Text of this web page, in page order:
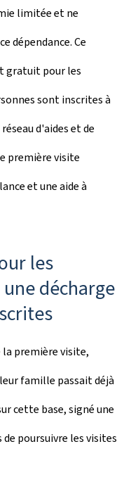
limitée et ne
dépendance. Ce
gratuit pour les
sont inscrites à
d'aides et de
première visite
et une aide à
les
décharge
première visite,
famille passait déjà
cette base, signé une
poursuivre les visites